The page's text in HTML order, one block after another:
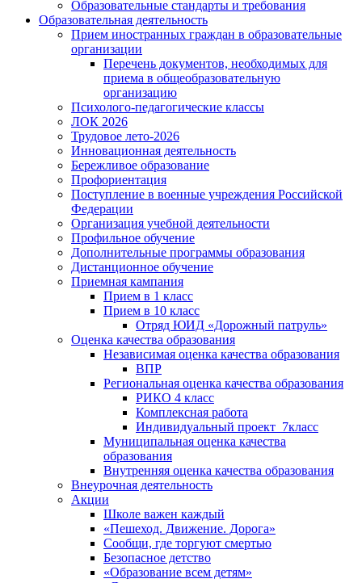
Образовательные стандарты и требования
Образовательная деятельность
Прием иностранных граждан в образовательные
организации
Перечень документов, необходимых для
приема в общеобразовательную
организацию
Психолого-педагогические классы
ЛОК 2026
Трудовое лето-2026
Инновационная деятельность
Бережливое образование
Профориентация
Поступление в военные учреждения Российской
Федерации
Организация учебной деятельности
Профильное обучение
Дополнительные программы образования
Дистанционное обучение
Приемная кампания
Прием в 1 класс
Прием в 10 класс
Отряд ЮИД «Дорожный патруль»
Оценка качества образования
Независимая оценка качества образования
ВПР
Региональная оценка качества образования
РИКО 4 класс
Комплексная работа
Индивидуальный проект_7класс
Муниципальная оценка качества
образования
Внутренняя оценка качества образования
Внеурочная деятельность
Акции
Школе важен каждый
«Пешеход. Движение. Дорога»
Сообщи, где торгуют смертью
Безопасное детство
«Образование всем детям»